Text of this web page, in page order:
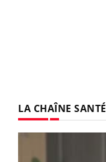
LA CHAÎNE SANTÉ